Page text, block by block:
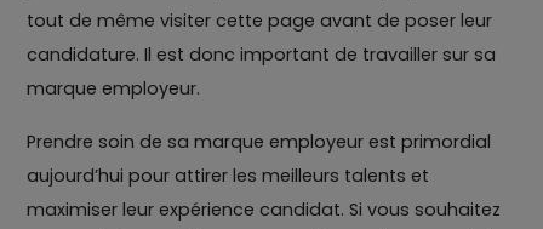
tout de même visiter cette page avant de poser leur
candidature. Il est donc important de travailler sur sa
marque employeur.
Prendre soin de sa marque employeur est primordial
aujourd’hui pour attirer les meilleurs talents et
maximiser leur expérience candidat. Si vous souhaitez